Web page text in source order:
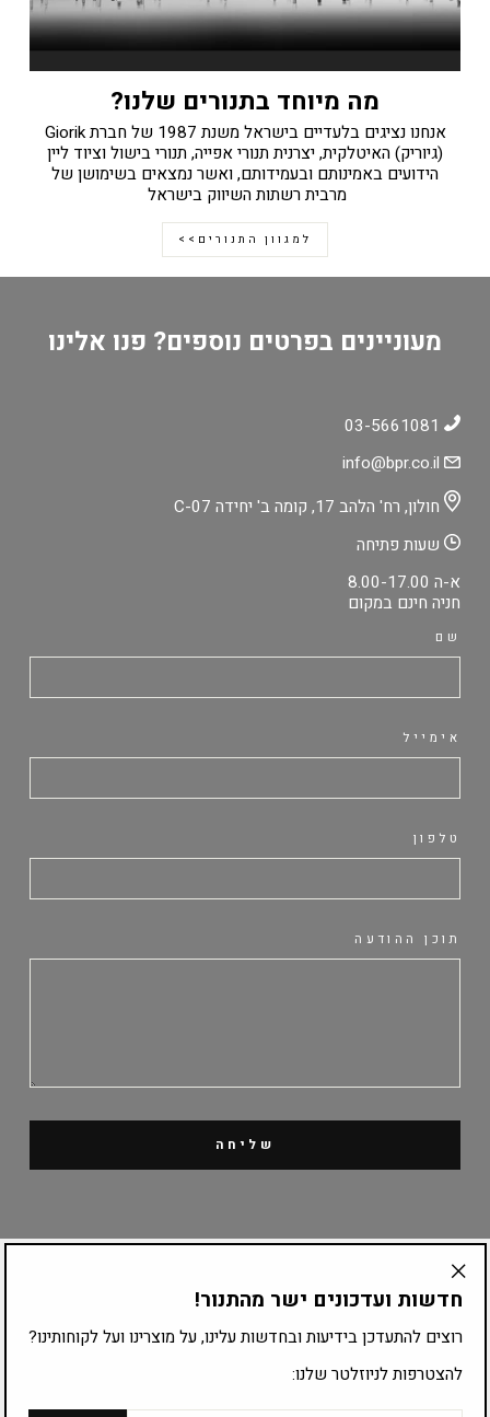
מה מיוחד בתנורים שלנו?
אנחנו נציגים בלעדיים בישראל משנת 1987 של חברת Giorik
(גיוריק) האיטלקית, יצרנית תנורי אפייה, תנורי בישול וציוד ליין
הידועים באמינותם ובעמידותם, ואשר נמצאים בשימושן של
מרבית רשתות השיווק בישראל
למגוון התנורים>>
מעוניינים בפרטים נוספים? פנו אלינו
חולון, רח' הלהב 17, קומה ב' יחידה C-07
שעות פתיחה
א-ה 8.00-17.00
חניה חינם במקום
שם
אימייל
טלפון
תוכן ההודעה
שליחה
קטלוג מוצרים
ציוד לפי עיסוק
חדשות ועדכונים ישר מהתנור!
רוצים להתעדכן בידיעות ובחדשות עלינו, על מוצרינו ועל לקוחותינו?
להצטרפות לניוזלטר שלנו:
"Translation
he.general.accessibility.close_modal"